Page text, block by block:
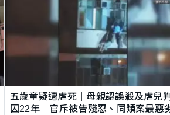
五歲童疑遭虐死｜母親認誤殺及虐兒
囚22年 官斥被告殘忍、同類案最惡